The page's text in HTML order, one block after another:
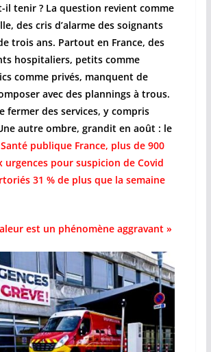
il tenir ? La question revient comme
des cris d’alarme des soignants
trois ans. Partout en France, des
hospitaliers, petits comme
comme privés, manquent de
avec des plannings à trous.
fermer des services, y compris
autre ombre, grandit en août : le
publique France, plus de 900
urgences pour suspicion de Covid
31 % de plus que la semaine
est un phénomène aggravant »